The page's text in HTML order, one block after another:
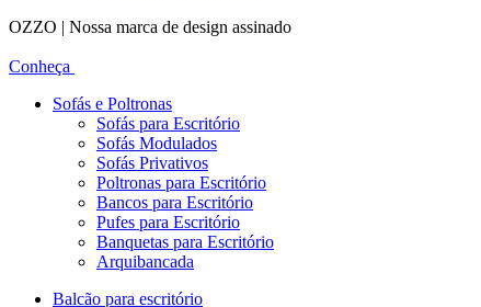
OZZO | Nossa marca de design assinado
Conheça
Sofás e Poltronas
Sofás para Escritório
Sofás Modulados
Sofás Privativos
Poltronas para Escritório
Bancos para Escritório
Pufes para Escritório
Banquetas para Escritório
Arquibancada
Balcão para escritório